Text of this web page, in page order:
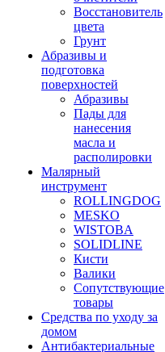
Восстановитель
цвета
Грунт
Абразивы и
подготовка
поверхностей
Абразивы
Пады для
нанесения
масла и
располировки
Малярный
инструмент
ROLLINGDOG
MESKO
WISTOBA
SOLIDLINE
Кисти
Валики
Сопутствующие
товары
Средства по уходу за
домом
Антибактериальные